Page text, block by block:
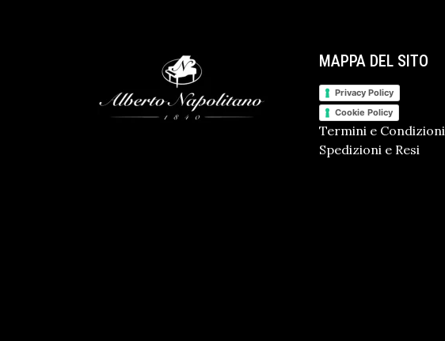
MAPPA DEL SITO
Privacy Policy
Cookie Policy
Termini e Condizioni
Spedizioni e Resi